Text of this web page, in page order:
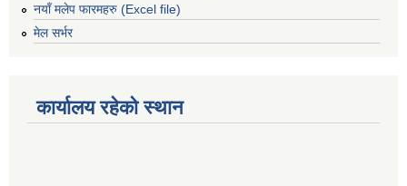
नयाँ मलेप फारमहरु (Excel file)
मेल सर्भर
कार्यालय रहेको स्थान